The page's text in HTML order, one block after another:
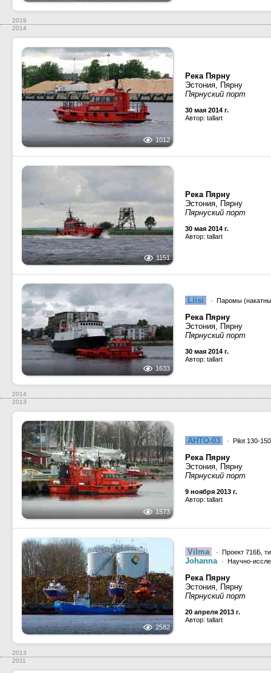
2019
2014
1012
Река Пярну
Эстония, Пярну
Пярнуский порт
30 мая 2014 г.
Автор: tallart
1151
Река Пярну
Эстония, Пярну
Пярнуский порт
30 мая 2014 г.
Автор: tallart
1633
Liisi · Паромы
Река Пярну
Эстония, Пярну
Пярнуский порт
30 мая 2014 г.
Автор: tallart
2014
2013
1573
AHTO-03 · Pilot 130-
Река Пярну
Эстония, Пярну
Пярнуский порт
9 ноября 2013 г.
Автор: tallart
2582
Vilma · Проект 716Б,
Johanna · Научно-
Река Пярну
Эстония, Пярну
Пярнуский порт
20 апреля 2013 г.
Автор: tallart
2013
2011